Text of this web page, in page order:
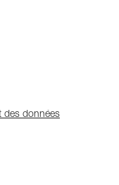
des données